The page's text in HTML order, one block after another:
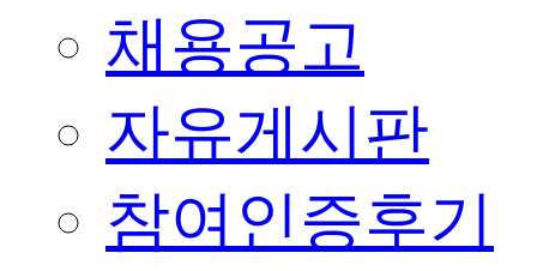
채용공고
자유게시판
참여인증후기